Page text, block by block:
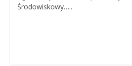
Środowiskowy…..